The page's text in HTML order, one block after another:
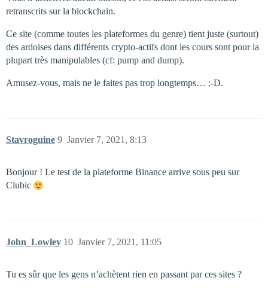
retranscrits sur la blockchain.
Ce site (comme toutes les plateformes du genre) tient juste (surtout)
des ardoises dans différents crypto-actifs dont les cours sont pour la
plupart très manipulables (cf: pump and dump).
Amusez-vous, mais ne le faites pas trop longtemps… :-D.
Stavroguine Janvier 7, 2021, 8:13
9
Bonjour ! Le test de la plateforme Binance arrive sous peu sur
Clubic
John_Lowley Janvier 7, 2021, 11:05
10
Tu es sûr que les gens n’achètent rien en passant par ces sites ?